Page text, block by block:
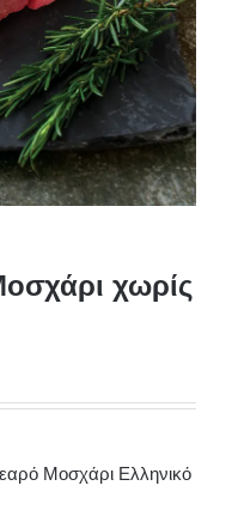
χωρίς
Μοσχάρι Ελληνικό